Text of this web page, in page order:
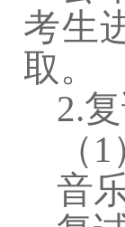
考生
取。
2.
（ 1
音